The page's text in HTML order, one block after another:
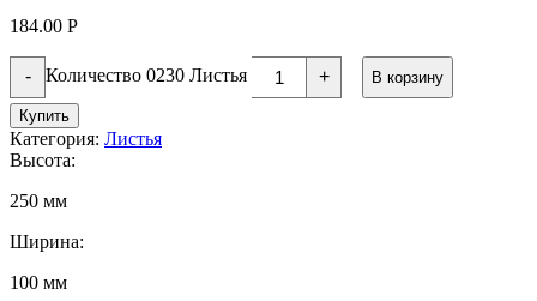
184.00 Р
- Количество 0230 Листья + В корзину
Купить
Категория: Листья
Высота:
250 мм
Ширина:
100 мм